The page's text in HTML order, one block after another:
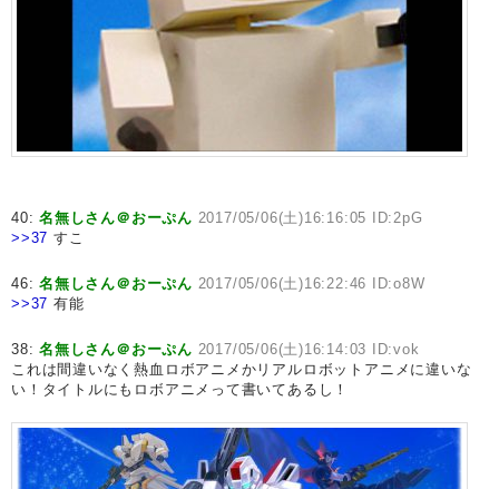
40:名無しさん＠おーぷん 2017/05/06(土)16:16:05 ID:2pG
>>37 すこ
46:名無しさん＠おーぷん 2017/05/06(土)16:22:46 ID:o8W
>>37 有能
38:名無しさん＠おーぷん 2017/05/06(土)16:14:03 ID:vok
これは間違いなく熱血ロボアニメかリアルロボットアニメに違いな
い！タイトルにもロボアニメって書いてあるし！